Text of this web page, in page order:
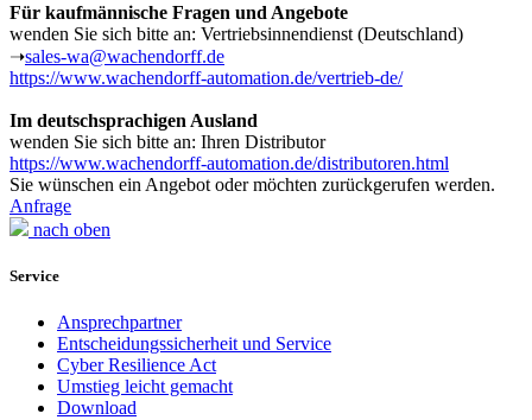
Für kaufmännische Fragen und Angebote
wenden Sie sich bitte an: Vertriebsinnendienst (Deutschland)
➝sales-wa@wachendorff.de
https://www.wachendorff-automation.de/vertrieb-de/
Im deutschsprachigen Ausland
wenden Sie sich bitte an: Ihren Distributor
https://www.wachendorff-automation.de/distributoren.html
Sie wünschen ein Angebot oder möchten zurückgerufen werden.
Anfrage
nach oben
Service
Ansprechpartner
Entscheidungssicherheit und Service
Cyber Resilience Act
Umstieg leicht gemacht
Download